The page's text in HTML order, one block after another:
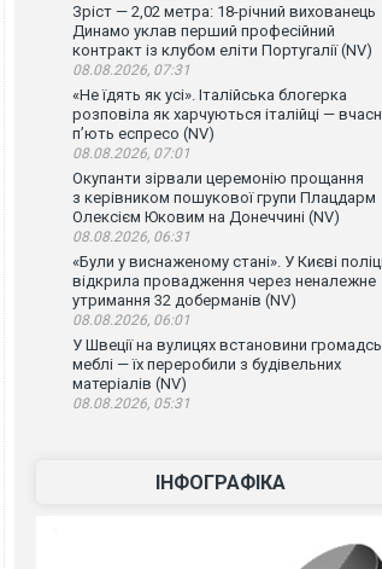
Зріст — 2,02 метра: 18-річний вихованець
Динамо уклав перший професійний
контракт із клубом еліти Португалії (NV)
08.08.2026, 07:31
«Не їдять як усі». Італійська блогерка
розповіла як харчуються італійці —
п’ють еспресо (NV)
08.08.2026, 07:01
Окупанти зірвали церемонію прощання
з керівником пошукової групи Плацдарм
Олексієм Юковим на Донеччині (NV)
08.08.2026, 06:31
«Були у виснаженому стані». У Києві
відкрила провадження через неналежне
утримання 32 доберманів (NV)
08.08.2026, 06:01
У Швеції на вулицях встановини
меблі — їх переробили з будівельних
матеріалів (NV)
08.08.2026, 05:31
ІНФОГРАФІКА